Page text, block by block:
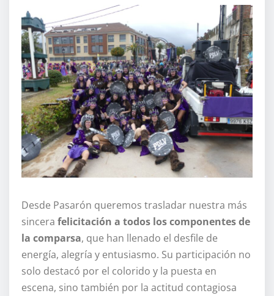
Desde Pasarón queremos trasladar nuestra más
sincera felicitación a todos los componentes de
la comparsa, que han llenado el desfile de
energía, alegría y entusiasmo. Su participación no
solo destacó por el colorido y la puesta en
escena, sino también por la actitud contagiosa